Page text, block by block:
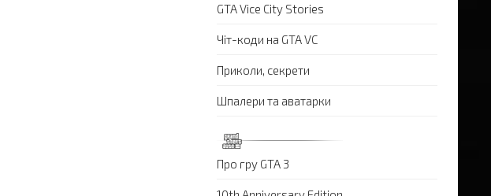
GTA Vice City Stories
Чіт-коди на GTA VC
Приколи, секрети
Шпалери та аватарки
Про гру GTA 3